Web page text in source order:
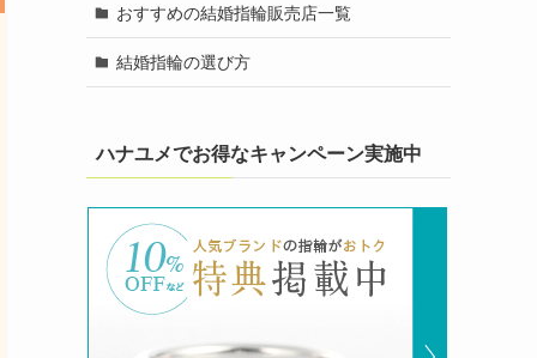
おすすめの結婚指輪販売店一覧
結婚指輪の選び方
ハナユメでお得なキャンペーン実施中